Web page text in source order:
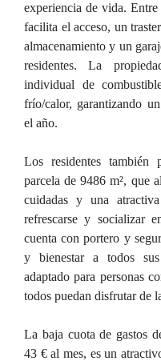
experiencia de vida.
facilita el acceso, un
almacenamiento y un
residentes. La
individual de
frío/calor, garantizando
el año.
Los residentes también
parcela de 9486 m², que
cuidadas y una
refrescarse y socializar
cuenta con portero y
y bienestar a todos
adaptado para personas
todos puedan disfrutar de
La baja cuota de gastos
43 € al mes, es un